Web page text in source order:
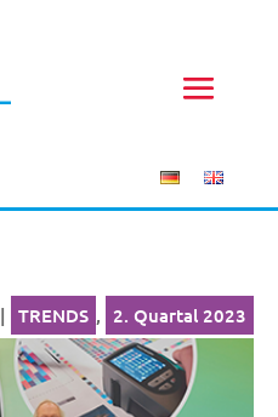
| TRENDS , 2. Quartal 2023